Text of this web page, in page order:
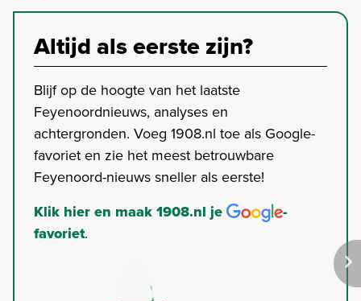
Altijd als eerste zijn?
Blijf op de hoogte van het laatste
Feyenoordnieuws, analyses en
achtergronden. Voeg 1908.nl toe als Google-
favoriet en zie het meest betrouwbare
Feyenoord-nieuws sneller als eerste!
Klik hier en maak 1908.nl je
-
favoriet.